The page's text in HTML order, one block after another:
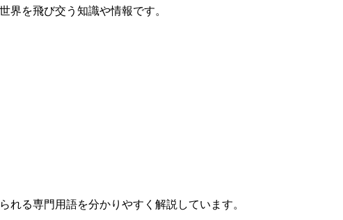
界を飛び交う知識や情報です。
れる専門用語を分かりやすく解説しています。